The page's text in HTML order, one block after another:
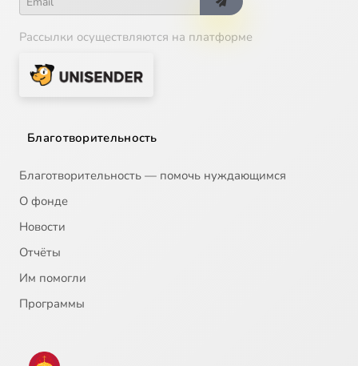
Рассылки осуществляются на платформе
Благотворительность
Благотворительность — помочь нуждающимся
О фонде
Новости
Отчёты
Им помогли
Программы